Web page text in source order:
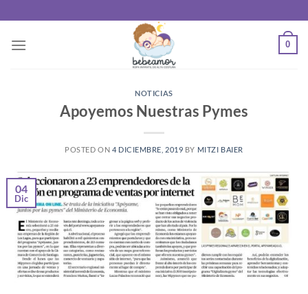
al
contenido
0
NOTICIAS
Apoyemos Nuestras Pymes
POSTED ON 4 DICIEMBRE, 2019 BY MITZI BAIER
04
Dic